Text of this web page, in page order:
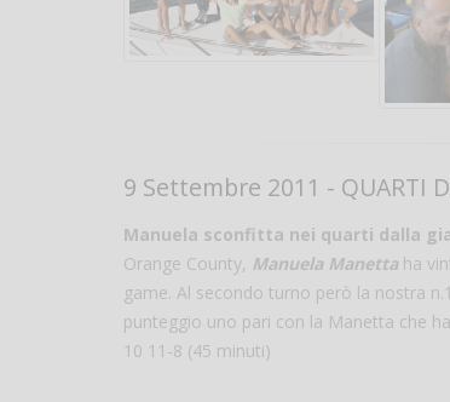
9 Settembre 2011 - QUARTI
Manuela sconfitta nei quarti dalla
Orange County, Manuela Manettaha
game. Al secondo turno però la nostra
punteggio uno pari con la Manetta che
10 11-8 (45 minuti)